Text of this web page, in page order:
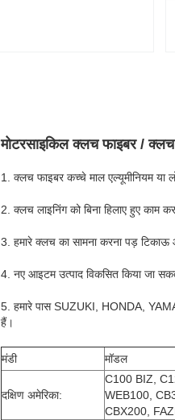
मोटरसाइकिल क्लच फाइबर /
1. क्लच फाइबर कच्चे माल एल्यूमीनियम या
2. क्लच लाइनिंग को बिना हिलाए हुए काम
3. हमारे क्लच का सामना करना पड़
4. नए आइटम उत्पाद विकसित किया जा
5. हमारे पास SUZUKI, HONDA,
हैं।
मंडी मॉडल
दक्षिण अमेरिका:
C100 BIZ,
WEB100,
CBX200,